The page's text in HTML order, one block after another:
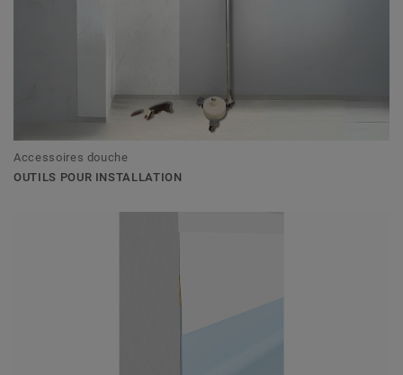
Accessoires douche
OUTILS POUR INSTALLATION